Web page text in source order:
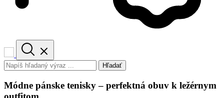
Hľadať
Módne pánske tenisky – perfektná obuv k ležérnym